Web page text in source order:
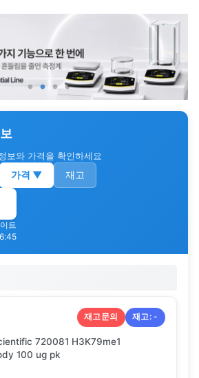
보와 가격을 확인하세요
가격 ▼ 재고
트
재고문의 재고:-
720081 H3K79me1
100 ug pk